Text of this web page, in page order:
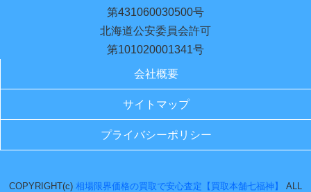
第431060030500号
北海道公安委員会許可
第101020001341号
会社概要
サイトマップ
プライバシーポリシー
COPYRIGHT(c) 相場限界価格の買取で安心査定【買取本舗七福神】 ALL